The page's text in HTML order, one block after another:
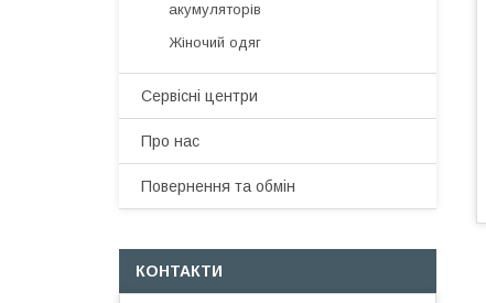
акумуляторів
Жіночий одяг
Сервісні центри
Про нас
Повернення та обмін
КОНТАКТИ